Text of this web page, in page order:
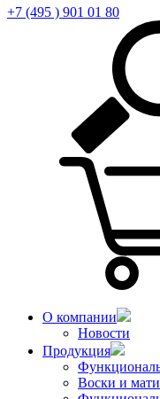
+7 (495 ) 901 01 80
О компании
Новости
Продукция
Воски и